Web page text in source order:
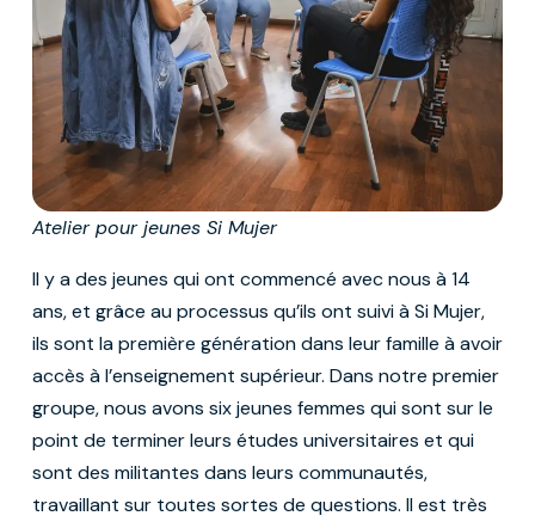
Atelier pour jeunes Si Mujer
Il y a des jeunes qui ont commencé avec nous à 14
ans, et grâce au processus qu’ils ont suivi à Si Mujer,
ils sont la première génération dans leur famille à avoir
accès à l’enseignement supérieur. Dans notre premier
groupe, nous avons six jeunes femmes qui sont sur le
point de terminer leurs études universitaires et qui
sont des militantes dans leurs communautés,
travaillant sur toutes sortes de questions. Il est très